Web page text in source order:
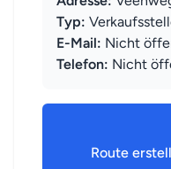
Typ:
E-Mail: Nicht
Telefon: Nicht
Route